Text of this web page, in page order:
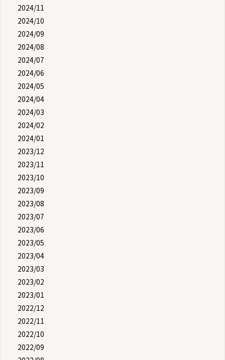
2024/11
2024/10
2024/09
2024/08
2024/07
2024/06
2024/05
2024/04
2024/03
2024/02
2024/01
2023/12
2023/11
2023/10
2023/09
2023/08
2023/07
2023/06
2023/05
2023/04
2023/03
2023/02
2023/01
2022/12
2022/11
2022/10
2022/09